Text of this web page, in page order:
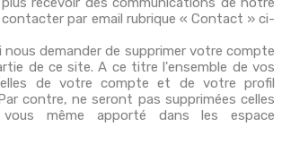
par email rubrique « Contact » ci-
nous demander de supprimer votre compte
de ce site. A ce titre l'ensemble de vos
de votre compte et de votre profil
contre, ne seront pas supprimées celles
même apporté dans les espace